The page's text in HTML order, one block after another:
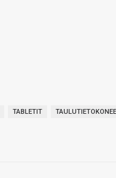
TABLETIT